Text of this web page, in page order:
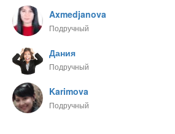
Axmedjanova
Подручный
Дания
Подручный
Karimova
Подручный